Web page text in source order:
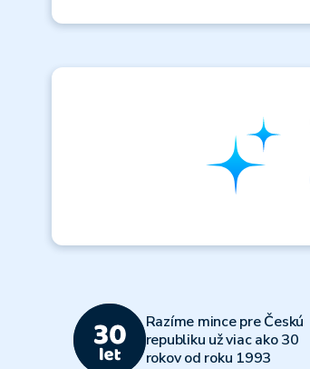
Razíme mince pre Českú
republiku už viac ako 30
rokov od roku 1993